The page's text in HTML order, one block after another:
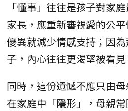
「懂事」往往是孩子對家
家長，應重新審視愛的公
優異就減少情感支持；因
子，內心往往更渴望被看見
同時，這份遺憾不應只由
在家庭中「隱形」，母親